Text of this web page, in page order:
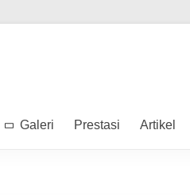
Galeri Prestasi Artikel